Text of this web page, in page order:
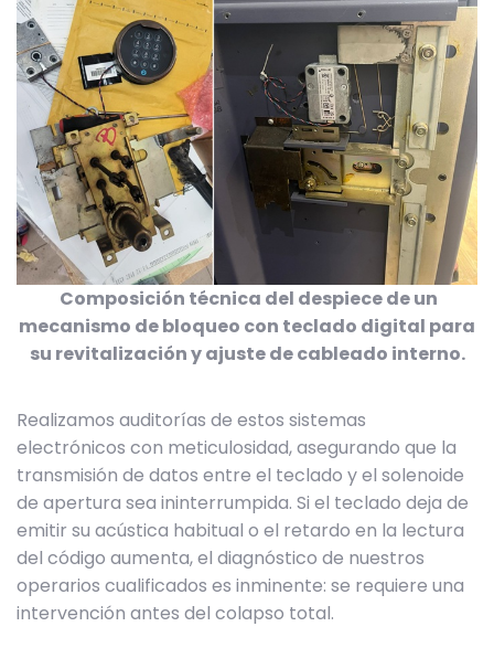
Composición técnica del despiece de un
mecanismo de bloqueo con teclado digital para
su revitalización y ajuste de cableado interno.
Realizamos auditorías de estos sistemas
electrónicos con meticulosidad, asegurando que la
transmisión de datos entre el teclado y el solenoide
de apertura sea ininterrumpida. Si el teclado deja de
emitir su acústica habitual o el retardo en la lectura
del código aumenta, el diagnóstico de nuestros
operarios cualificados es inminente: se requiere una
intervención antes del colapso total.